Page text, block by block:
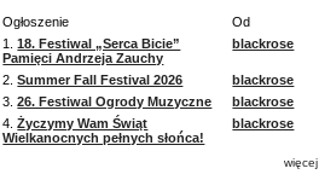
Ogłoszenie
Od
1.18. Festiwal „Serca Bicie”
Pamięci Andrzeja Zauchy
blackrose
2.Summer Fall Festival 2026
blackrose
3.26. Festiwal Ogrody Muzyczne
blackrose
4.Życzymy Wam Świąt
Wielkanocnych pełnych słońca!
blackrose
więcej